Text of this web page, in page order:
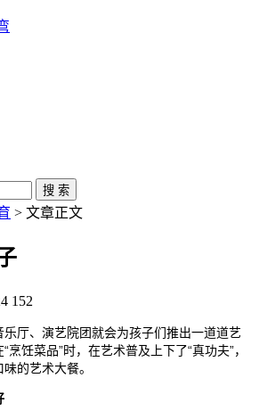
搜 索
> 文章正文
152
厅、演艺院团就会为孩子们推出一道道艺
烹饪菜品”时，在艺术普及上下了“真功夫”，
的艺术大餐。